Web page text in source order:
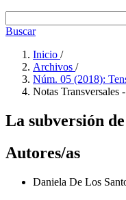
Buscar
Inicio /
Archivos /
Núm. 05 (2018):
Notas Transversales
La subversión
Autores/as
Daniela De Los